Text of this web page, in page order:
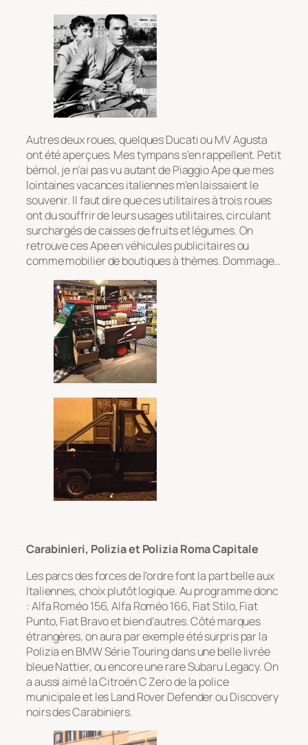
Autres deux roues, quelques Ducati ou MV Agusta
ont été aperçues. Mes tympans s’en rappellent. Petit
bémol, je n’ai pas vu autant de Piaggio Ape que mes
lointaines vacances italiennes m’en laissaient le
souvenir. Il faut dire que ces utilitaires à trois roues
ont du souffrir de leurs usages utilitaires, circulant
surchargés de caisses de fruits et légumes. On
retrouve ces Ape en véhicules publicitaires ou
comme mobilier de boutiques à thèmes. Dommage…
Carabinieri, Polizia et Polizia Roma Capitale
Les parcs des forces de l’ordre font la part belle aux
Italiennes, choix plutôt logique. Au programme donc
: Alfa Roméo 156, Alfa Roméo 166, Fiat Stilo, Fiat
Punto, Fiat Bravo et bien d’autres. Côté marques
étrangères, on aura par exemple été surpris par la
Polizia en BMW Série Touring dans une belle livrée
bleue Nattier, ou encore une rare Subaru Legacy. On
a aussi aimé la Citroën C Zero de la police
municipale et les Land Rover Defender ou Discovery
noirs des Carabiniers.